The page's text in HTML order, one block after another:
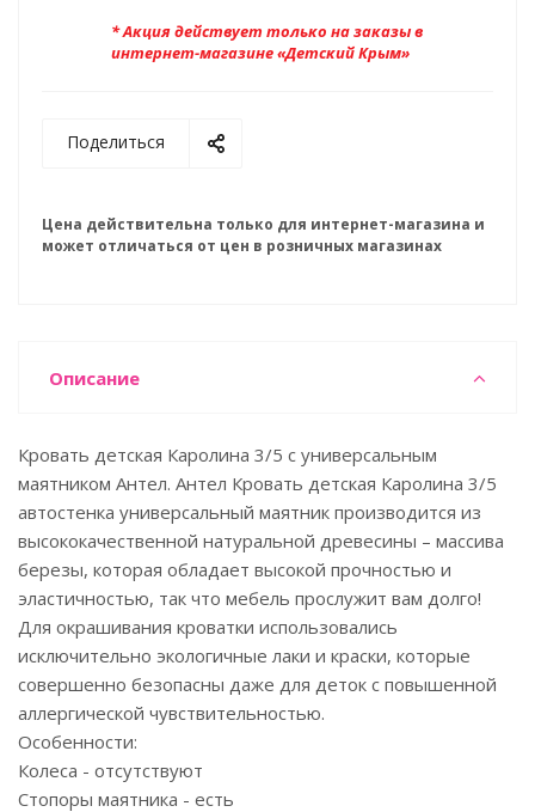
* Акция действует только на заказы в
интернет-магазине «Детский Крым»
Поделиться
Цена действительна только для интернет-магазина и
может отличаться от цен в розничных магазинах
Описание
Кровать детская Каролина 3/5 с универсальным
маятником Антел. Антел Кровать детская Каролина 3/5
автостенка универсальный маятник производится из
высококачественной натуральной древесины – массива
березы, которая обладает высокой прочностью и
эластичностью, так что мебель прослужит вам долго!
Для окрашивания кроватки использовались
исключительно экологичные лаки и краски, которые
совершенно безопасны даже для деток с повышенной
аллергической чувствительностью.
Особенности:
Колеса - отсутствуют
Стопоры маятника - есть